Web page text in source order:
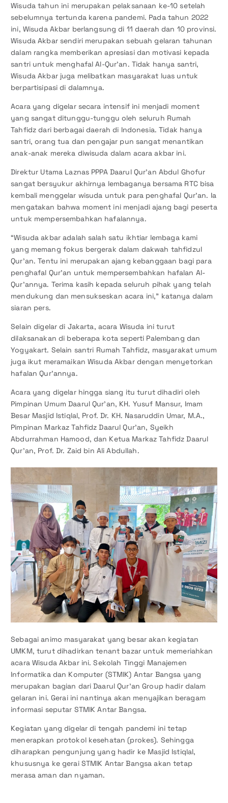
Wisuda tahun ini merupakan pelaksanaan ke-10 setelah
sebelumnya tertunda karena pandemi. Pada tahun 2022
ini, Wisuda Akbar berlangsung di 11 daerah dan 10 provinsi.
Wisuda Akbar sendiri merupakan sebuah gelaran tahunan
dalam rangka memberikan apresiasi dan motivasi kepada
santri untuk menghafal Al-Qur’an. Tidak hanya santri,
Wisuda Akbar juga melibatkan masyarakat luas untuk
berpartisipasi di dalamnya.
Acara yang digelar secara intensif ini menjadi moment
yang sangat ditunggu-tunggu oleh seluruh Rumah
Tahfidz dari berbagai daerah di Indonesia. Tidak hanya
santri, orang tua dan pengajar pun sangat menantikan
anak-anak mereka diwisuda dalam acara akbar ini.
Direktur Utama Laznas PPPA Daarul Qur’an Abdul Ghofur
sangat bersyukur akhirnya lembaganya bersama RTC bisa
kembali menggelar wisuda untuk para penghafal Qur’an. Ia
mengatakan bahwa moment ini menjadi ajang bagi peserta
untuk mempersembahkan hafalannya.
“Wisuda akbar adalah salah satu ikhtiar lembaga kami
yang memang fokus bergerak dalam dakwah tahfidzul
Qur’an. Tentu ini merupakan ajang kebanggaan bagi para
penghafal Qur’an untuk mempersembahkan hafalan Al-
Qur’annya. Terima kasih kepada seluruh pihak yang telah
mendukung dan mensukseskan acara ini,” katanya dalam
siaran pers.
Selain digelar di Jakarta, acara Wisuda ini turut
dilaksanakan di beberapa kota seperti Palembang dan
Yogyakart. Selain santri Rumah Tahfidz, masyarakat umum
juga ikut meramaikan Wisuda Akbar dengan menyetorkan
hafalan Qur’annya.
Acara yang digelar hingga siang itu turut dihadiri oleh
Pimpinan Umum Daarul Qur’an, KH. Yusuf Mansur, Imam
Besar Masjid Istiqlal, Prof. Dr. KH. Nasaruddin Umar, M.A.,
Pimpinan Markaz Tahfidz Daarul Qur’an, Syeikh
Abdurrahman Hamood, dan Ketua Markaz Tahfidz Daarul
Qur’an, Prof. Dr. Zaid bin Ali Abdullah.
Sebagai animo masyarakat yang besar akan kegiatan
UMKM, turut dihadirkan tenant bazar untuk memeriahkan
acara Wisuda Akbar ini. Sekolah Tinggi Manajemen
Informatika dan Komputer (STMIK) Antar Bangsa yang
merupakan bagian dari Daarul Qur’an Group hadir dalam
gelaran ini. Gerai ini nantinya akan menyajikan beragam
informasi seputar STMIK Antar Bangsa.
Kegiatan yang digelar di tengah pandemi ini tetap
menerapkan protokol kesehatan (prokes). Sehingga
diharapkan pengunjung yang hadir ke Masjid Istiqlal,
khususnya ke gerai STMIK Antar Bangsa akan tetap
merasa aman dan nyaman.